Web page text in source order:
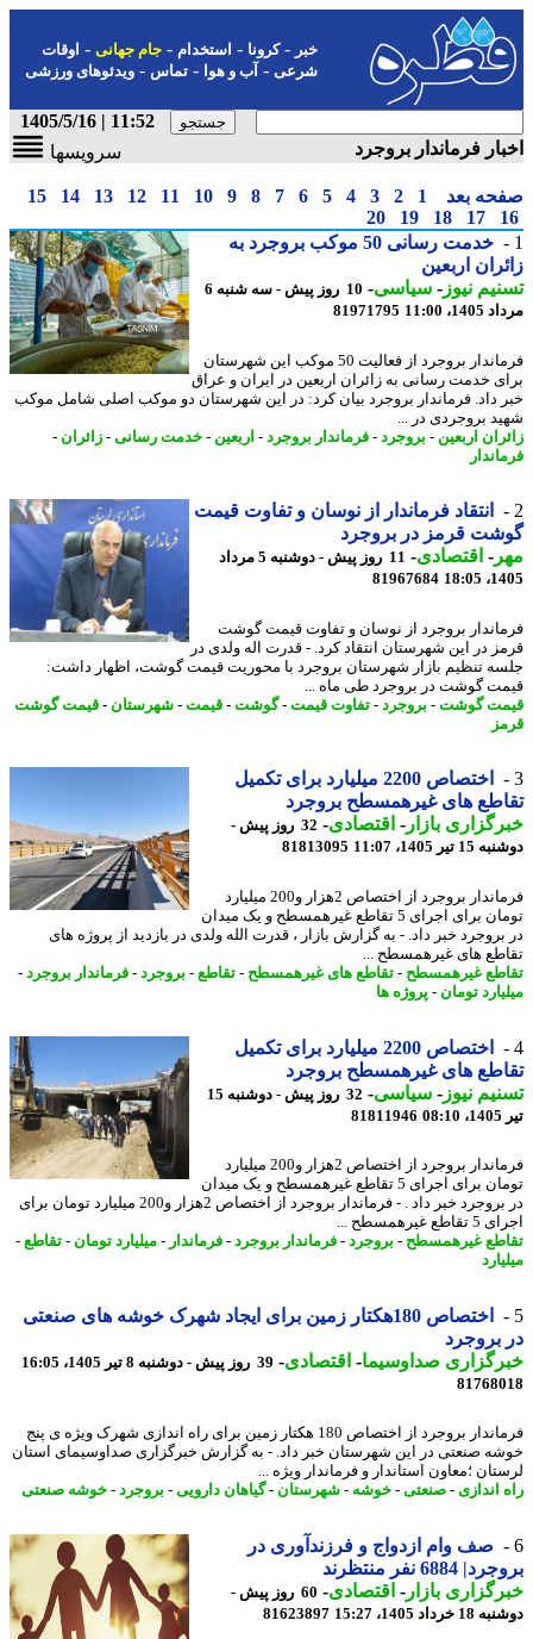
-کرونا-استخدام- جام جهانی-اوقات
شرعی-آب و هوا-تماس-ویدئوهای ورزشی
11:52 | 1405/5/16
فرماندار بروجرد
سرویسها
بعد 1
2
3
4
5
6
7
8
9
10
11
12
13
14
15
17
18
19
20
خدمت رسانی 50 موکب بروجرد به
اربعین
نیوز-سیاسی-
10 روز پیش - سه شنبه 6
11:00
81971795
فرماندار بروجرد از فعالیت 50 موکب این شهرستان
خدمت رسانی به زائران اربعین در ایران و عراق
داد. فرماندار بروجرد بیان کرد: در این شهرستان دو موکب اصلی شامل موکب
بروجردی در ...
اربعین -بروجرد-فرماندار بروجرد-اربعین -خدمت رسانی-زائران-
انتقاد فرماندار از نوسان و تفاوت قیمت
قرمز در بروجرد
-اقتصادی-
11 روز پیش - دوشنبه 5 مرداد
81967684
بروجرد از نوسان و تفاوت قیمت گوشت
در این شهرستان انتقاد کرد. - قدرت اله ولدی در
تنظیم بازار شهرستان بروجرد با محوریت قیمت گوشت، اظهار داشت:
گوشت در بروجرد طی ماه ...
گوشت-بروجرد-تفاوت قیمت-گوشت-قیمت-شهرستان-قیمت گوشت
اختصاص 2200 میلیارد برای تکمیل
های غیرهمسطح بروجرد
بازار- اقتصادی-
32 روز پیش -
1405، 11:07
81813095
فرماندار بروجرد از اختصاص 2هزار و200 میلیارد
تومان برای اجرای 5 تقاطع غیرهمسطح و یک میدان
خبر داد. - به گزارش بازار ، قدرت الله ولدی در بازدید از پروژه های
های غیرهمسطح ...
غیرهمسطح-تقاطع های غیرهمسطح-تقاطع-بروجرد-فرماندار بروجرد-
تومان-پروژه ها
اختصاص 2200 میلیارد برای تکمیل
های غیرهمسطح بروجرد
نیوز-سیاسی-
32 روز پیش - دوشنبه 15
81811946
فرماندار بروجرد از اختصاص 2هزار و200 میلیارد
تومان برای اجرای 5 تقاطع غیرهمسطح و یک میدان
در بروجرد خبر داد . - فرماندار بروجرد از اختصاص 2هزار و200 میلیارد تومان برای
غیرهمسطح ...
غیرهمسطح-بروجرد-فرماندار بروجرد-فرماندار-میلیارد تومان-تقاطع-
اختصاص 180هکتار زمین برای ایجاد شهرک خوشه های صنعتی
بروجرد
صداوسیما-اقتصادی-39 روز پیش - دوشنبه 8 تیر 1405، 16:05
فرماندار بروجرد از اختصاص 180 هکتار زمین برای راه اندازی شهرک ویژه ی پنج
صنعتی در این شهرستان خبر داد. - به گزارش خبرگزاری صداوسیمای استان
؛معاون استاندار و فرماندار ویژه ...
اندازی- صنعتی-خوشه-شهرستان-گیاهان دارویی -بروجرد-خوشه صنعتی
صف وام ازدواج و فرزندآوری در
نفر منتظرند
بازار- اقتصادی-
60 روز پیش -
1405، 15:27
81623897